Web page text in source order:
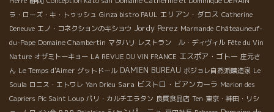
ラ・ローズ・キ・トゥッシュ Ginza bistro PAUL エリアン・ダロス Catherine
Deneuve エノ・コネクションのキショウ Jordy Perez Marmande Châteauneuf-
du-Pape Domaine Chambertin マタハリ レストラン ル・ディヴィル Fête du Vin
Nature オザミトーキョー LA REVUE DU VIN FRANCE エスポア・ゴトー 庄元さ
ん Le Temps d'Aimer グットドール DAMIEN BUREAU ボジョレ自然派醸造家 Le
Soula ロニス・エトワレ Yan Drieu Sara ビストロ・ビアンカーラ Marion des
Capriers Pic Saint Loup パリ・カルチエラタン 良質食品店 Ten 東京・神田・リシ